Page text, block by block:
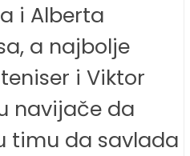
i Alberta
a najbolje
i Viktor
navijače da
timu da savlada